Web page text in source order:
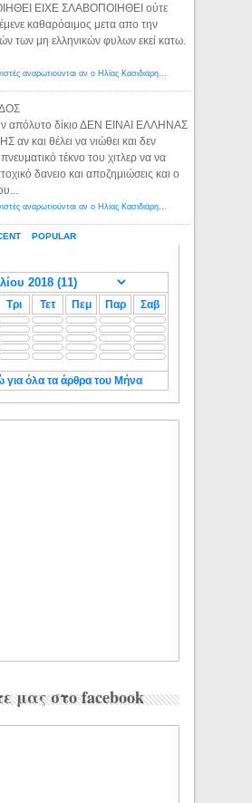
POPULAR
ΕΙΧΕ ΣΛΑΒΟΠΟΙΗΘΕΙ ούτε
καθαρόαιμος μετα απο την
των μη ελληνικών φυλων εκεί κατω.
Αμερικανοί ρατσιστές αναρωτιούνται αν ο Ηλίας Κασιδιάρης ανήκει στη λευκή φυλή... - Λόγιος Ερμής
απόλυτο δίκιο ΔΕΝ ΕΙΝΑΙ ΕΛΛΗΝΑΣ
αν και θέλει να νιώθει και δεν
τέκνο του χιτλερ να να
δανειο και αποζημιώσεις και ο
Αμερικανοί ρατσιστές αναρωτιούνται αν ο Ηλίας Κασιδιάρης ανήκει στη λευκή φυλή... - Λόγιος Ερμής
Τρι Τετ Πεμ Παρ Σαβ
για όλα τα άρθρα του Μήνα
μας στο facebook